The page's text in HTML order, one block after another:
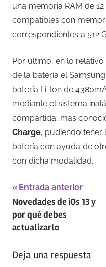
una memoria RAM de
compatibles con
correspondientes a 512
Por último, en lo
de la batería el
batería Li-Ion de
mediante el sistema
compartida, más
Charge, pudiendo tener
batería con ayuda de
con dicha modalidad.
Navegación
de
entradas
Entrada anterior
Novedades de iOs 13 y
por qué debes
actualizarlo
Deja una respuesta